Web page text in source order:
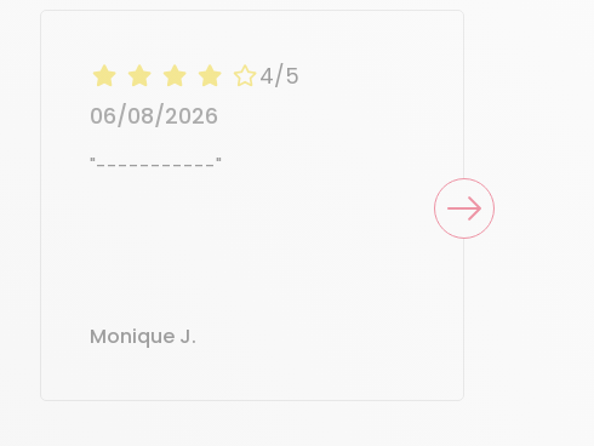
4/5
06/08/2026
"-----------"
Monique J.